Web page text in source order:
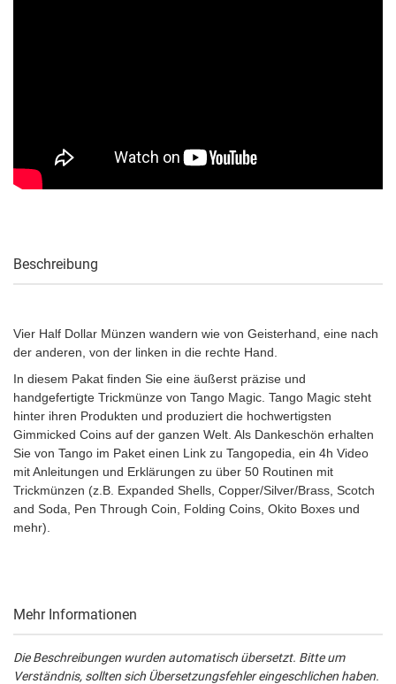
Beschreibung
Vier Half Dollar Münzen wandern wie von Geisterhand, eine nach
der anderen, von der linken in die rechte Hand.
In diesem Pakat finden Sie eine äußerst präzise und
handgefertigte Trickmünze von Tango Magic. Tango Magic steht
hinter ihren Produkten und produziert die hochwertigsten
Gimmicked Coins auf der ganzen Welt. Als Dankeschön erhalten
Sie von Tango im Paket einen Link zu Tangopedia, ein 4h Video
mit Anleitungen und Erklärungen zu über 50 Routinen mit
Trickmünzen (z.B. Expanded Shells, Copper/Silver/Brass, Scotch
and Soda, Pen Through Coin, Folding Coins, Okito Boxes und
mehr).
Mehr Informationen
Die Beschreibungen wurden automatisch übersetzt. Bitte um
Verständnis, sollten sich Übersetzungsfehler eingeschlichen haben.